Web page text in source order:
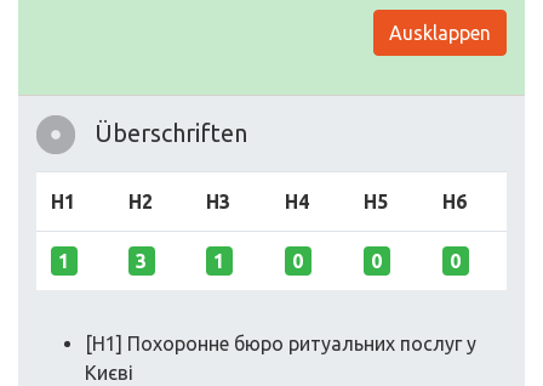
Ausklappen
Überschriften
H1 H2 H3 H4 H5 H6
1 3 1 0 0 0
[H1] Похоронне бюро ритуальних послуг у
Києві